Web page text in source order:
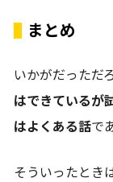
まとめ
いかがだっただ
はできているが
はよくある話で
そういったとき